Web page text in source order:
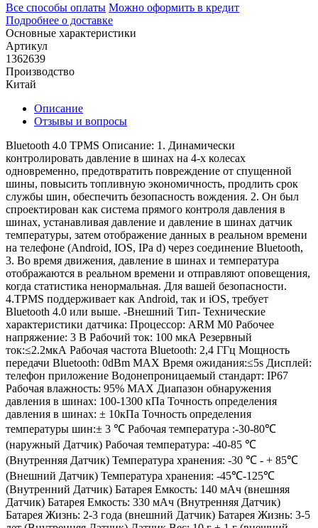
Все способы оплаты Можно оформить в кредит
Подробнее о доставке
Основные характеристики
Артикул
1362639
Производство
Китай
Описание
Отзывы и вопросы
Bluetooth 4.0 TPMS Описание: 1. Динамически
контролировать давление в шинах на 4-х колесах
одновременно, предотвратить повреждение от спущенной
шины, повысить топливную экономичность, продлить срок
службы шин, обеспечить безопасность вождения. 2. Он был
спроектирован как система прямого контроля давления в
шинах, устанавливая давление и давление в шинах датчик
температуры, затем отображение данных в реальном времени
на телефоне (Android, IOS, IPa d) через соединение Bluetooth,
3. Во время движения, давление в шинах и температура
отображаются в реальном времени и отправляют оповещения,
когда статистика ненормальная. Для вашей безопасности.
4.TPMS поддерживает как Android, так и iOS, требует
Bluetooth 4.0 или выше. -Внешний Тип- Технические
характеристики датчика: Процессор: ARM M0 Рабочее
напряжение: 3 В Рабочий ток: 100 мкА Резервный
ток:≤2.2мкА Рабочая частота Bluetooth: 2,4 ГГц Мощность
передачи Bluetooth: 0dBm MAX Время ожидания:≤5s Дисплей:
телефон приложение Водонепроницаемый стандарт: IP67
Рабочая влажность: 95% MAX Диапазон обнаружения
давления в шинах: 100-1300 кПа Точность определения
давления в шинах: ± 10кПа Точность определения
температуры шин:± 3 ℃ Рабочая температура :-30-80℃
(наружный Датчик) Рабочая температура: -40-85 ℃
(Внутренняя Датчик) Температура хранения: -30 ℃ - + 85℃
(Внешний Датчик) Температура хранения: -45℃-125℃
(Внутренний Датчик) Батарея Емкость: 140 мАч (внешняя
Датчик) Батарея Емкость: 330 мАч (Внутренняя Датчик)
Батарея Жизнь: 2-3 года (внешний Датчик) Батарея Жизнь: 3-5